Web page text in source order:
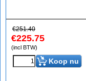
€251.40
€225.75
(incl BTW)
Koop nu